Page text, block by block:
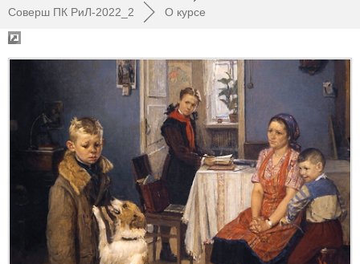
Соверш ПК РиЛ-2022_2
► О курсе